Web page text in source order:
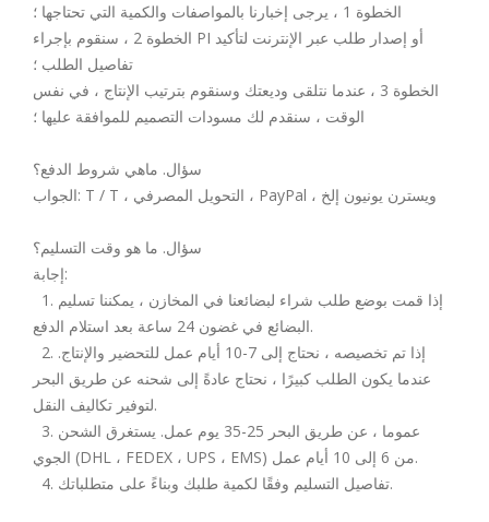
الخطوة 1 ، يرجى إخبارنا بالمواصفات والكمية التي تحتاجها ؛
الخطوة 2 ، سنقوم بإجراء PI أو إصدار طلب عبر الإنترنت لتأكيد
تفاصيل الطلب ؛
الخطوة 3 ، عندما نتلقى وديعتك وسنقوم بترتيب الإنتاج ، في نفس
الوقت ، سنقدم لك مسودات التصميم للموافقة عليها ؛
سؤال. ماهي شروط الدفع؟
الجواب: T / T ، التحويل المصرفي ، PayPal ، ويسترن يونيون إلخ
سؤال. ما هو وقت التسليم؟
إجابة:
1. إذا قمت بوضع طلب شراء لبضائعنا في المخازن ، يمكننا تسليم
البضائع في غضون 24 ساعة بعد استلام الدفع.
2. إذا تم تخصيصه ، نحتاج إلى 7-10 أيام عمل للتحضير والإنتاج.
عندما يكون الطلب كبيرًا ، نحتاج عادةً إلى شحنه عن طريق البحر
لتوفير تكاليف النقل.
3. عموما ، عن طريق البحر 25-35 يوم عمل. يستغرق الشحن
الجوي (DHL ، FEDEX ، UPS ، EMS) من 6 إلى 10 أيام عمل.
4. تفاصيل التسليم وفقًا لكمية طلبك وبناءً على متطلباتك.